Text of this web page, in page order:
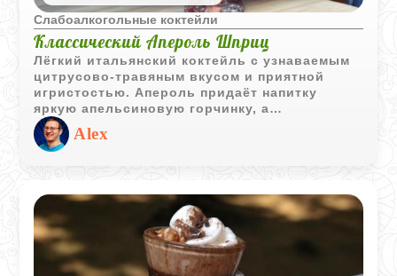
Слабоалкогольные коктейли
Классический Апероль Шприц
Лёгкий итальянский коктейль с узнаваемым
цитрусово-травяным вкусом и приятной
игристостью. Апероль придаёт напитку
яркую апельсиновую горчинку, а
охлаждённое просекко делает его свежим и
очень питким. Идеальный вариант для
неспешного вечера или летнего аперитива.
Alex